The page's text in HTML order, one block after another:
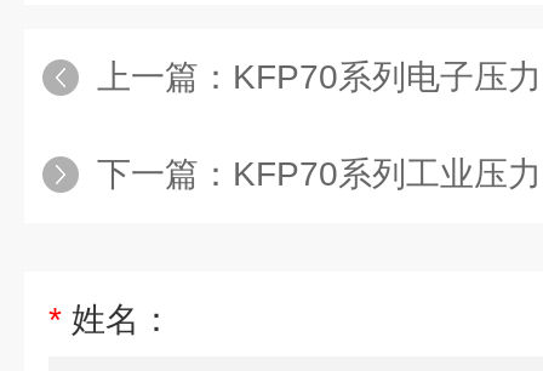
上一篇： KFP70系列电子压力开关
下一篇： KFP70系列工业压
* 姓名：